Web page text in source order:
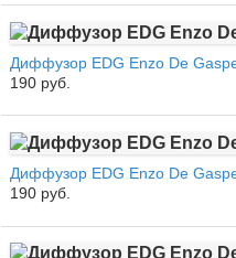
Диффузор EDG Enzo De
190 руб.
Диффузор EDG Enzo De
190 руб.